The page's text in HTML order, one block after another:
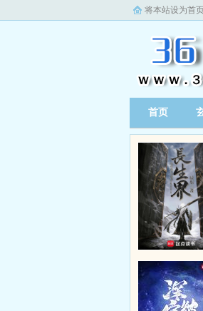
将本站设为首
首页